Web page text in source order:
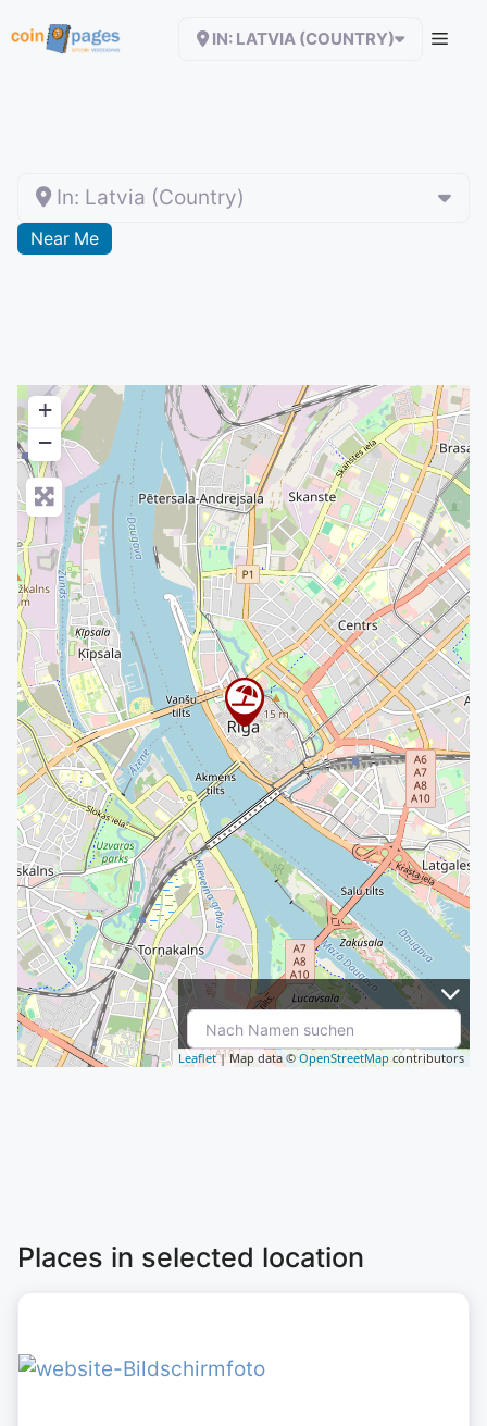
Inhalt
IN: LATVIA (COUNTRY)
In: Latvia (Country)
Near Me
+
−
Leaflet| Map data ©OpenStreetMap contributors
Places in selected location